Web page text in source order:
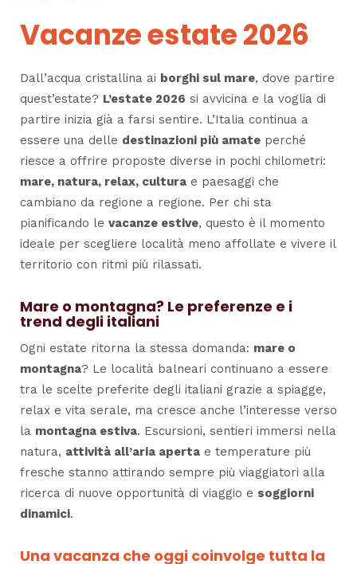
Vacanze estate 2026
Dall’acqua cristallina ai borghi sul mare, dove partire
quest’estate? L’estate 2026 si avvicina e la voglia di
partire inizia già a farsi sentire. L’Italia continua a
essere una delle destinazioni più amate perché
riesce a offrire proposte diverse in pochi chilometri:
mare, natura, relax, cultura e paesaggi che
cambiano da regione a regione. Per chi sta
pianificando le vacanze estive, questo è il momento
ideale per scegliere località meno affollate e vivere il
territorio con ritmi più rilassati.
Mare o montagna? Le preferenze e i
trend degli italiani
Ogni estate ritorna la stessa domanda: mare o
montagna? Le località balneari continuano a essere
tra le scelte preferite degli italiani grazie a spiagge,
relax e vita serale, ma cresce anche l’interesse verso
la montagna estiva. Escursioni, sentieri immersi nella
natura, attività all’aria aperta e temperature più
fresche stanno attirando sempre più viaggiatori alla
ricerca di nuove opportunità di viaggio e soggiorni
dinamici.
Una vacanza che oggi coinvolge tutta la